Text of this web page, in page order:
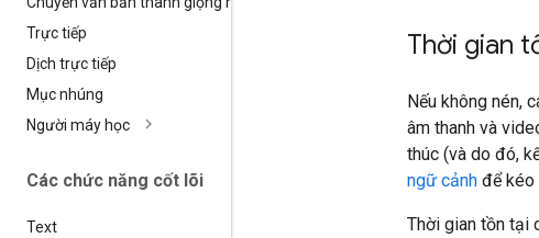
Trực tiếp
Dịch trực tiếp
Mục nhúng
Người máy học
Các chức năng cốt lõi
Text
Thời gian
Nếu không nén,
âm thanh và
thúc (và do đó,
ngữ cảnh để kéo
Thời gian tồn tại